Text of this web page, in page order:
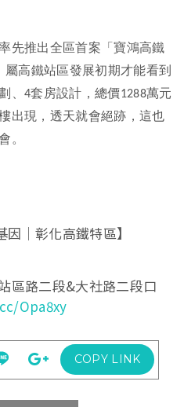
先推出全區首案「寶鴻高鐵
屬高鐵站區發展初期才能看到
、 4套房設計，總價1288萬元
出現，透天就會絕跡，這也
。
因｜彰化高鐵特區】​
區路二段&大社路二段口​
Opa8xy
COPY LINK